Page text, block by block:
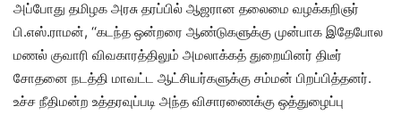
அப்போது தமிழக அரசு தரப்பில் ஆஜரான தலைமை வழக்கறிஞர்
பி.எஸ்.ராமன், ‘‘கடந்த ஒன்றரை ஆண்டுகளுக்கு முன்பாக இதேபோல
மணல் குவாரி விவகாரத்திலும் அமலாக்கத் துறையினர் திடீர்
சோதனை நடத்தி மாவட்ட ஆட்சியர்களுக்கு சம்மன் பிறப்பித்தனர்.
உச்ச நீதிமன்ற உத்தரவுப்படி அந்த விசாரணைக்கு ஒத்துழைப்பு